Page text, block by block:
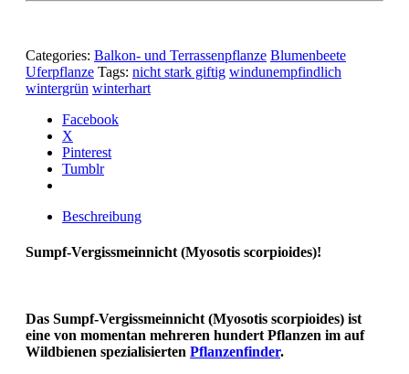
Categories: Balkon- und Terrassenpflanze Blumenbeete
Uferpflanze Tags: nicht stark giftig windunempfindlich
wintergrün winterhart
Facebook
X
Pinterest
Tumblr
Beschreibung
Sumpf-Vergissmeinnicht (Myosotis scorpioides)!
Das Sumpf-Vergissmeinnicht (Myosotis scorpioides) ist
eine von momentan mehreren hundert Pflanzen im auf
Wildbienen spezialisierten Pflanzenfinder.